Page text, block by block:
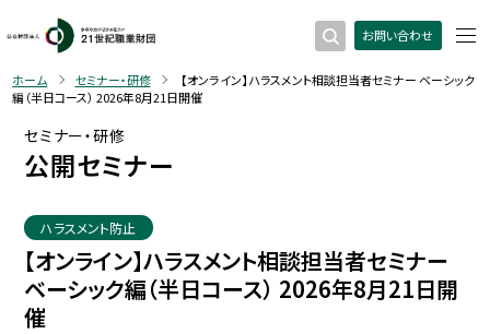
お問い合わせ
ホーム セミナー・研修
【オンライン】ハラスメント相談担当者セミナー ベーシック
編（半日コース） 2026年8月21日開催
セミナー・研修
公開セミナー
ハラスメント防止
【オンライン】ハラスメント相談担当者セミナー
ベーシック編（半日コース） 2026年8月21日開
催